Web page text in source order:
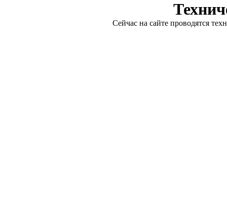
Сейчас на сайте проводятся